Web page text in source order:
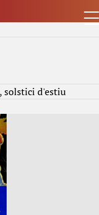
solstici d'estiu